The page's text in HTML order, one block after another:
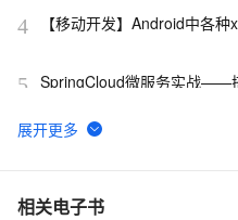
4 【移动开发】Android中各种
5 SpringCloud微服务实战——
架-环境搭建
6
“蚂蚁金服移动开发平台
7 使用SWT技术的跨平台移动
相关电子书